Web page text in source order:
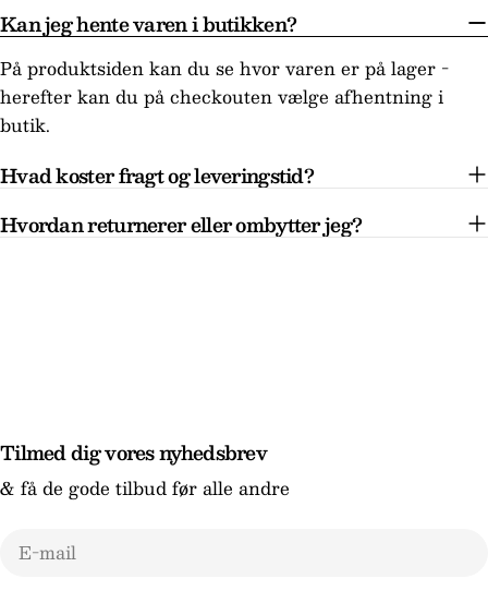
Kan jeg hente varen i butikken?
På produktsiden kan du se hvor varen er på lager -
herefter kan du på checkouten vælge afhentning i
butik.
Hvad koster fragt og leveringstid?
Hvordan returnerer eller ombytter jeg?
Tilmed dig vores nyhedsbrev
& få de gode tilbud før alle andre
E-